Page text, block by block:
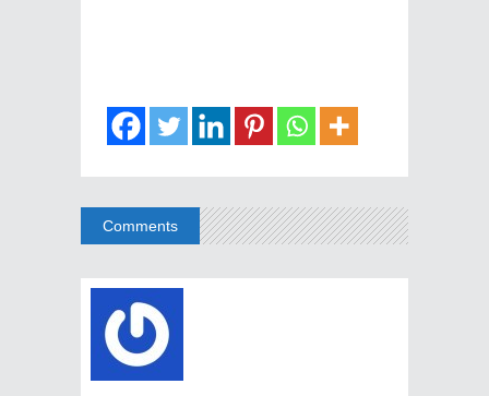
Comments